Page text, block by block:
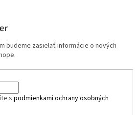
budeme zasielať informácie o nových
s podmienkami ochrany osobných